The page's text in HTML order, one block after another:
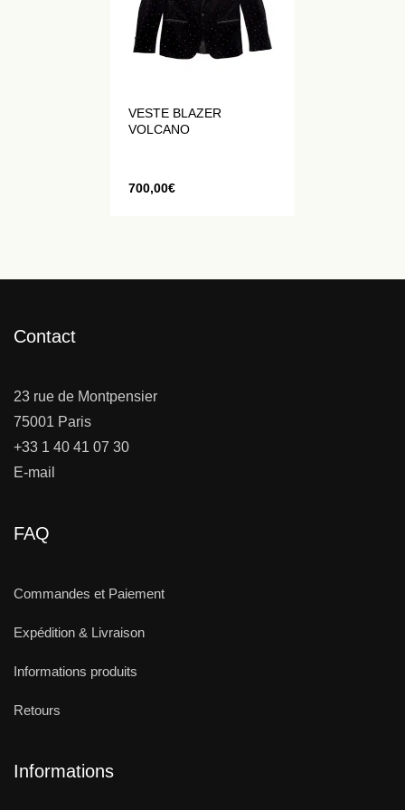
VESTE BLAZER
VOLCANO
700,00€
Contact
23 rue de Montpensier
75001 Paris
+33 1 40 41 07 30
E-mail
FAQ
Commandes et Paiement
Expédition & Livraison
Informations produits
Retours
Informations